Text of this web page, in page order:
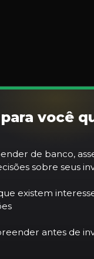
você
de banco,
sobre seus
existem
antes de